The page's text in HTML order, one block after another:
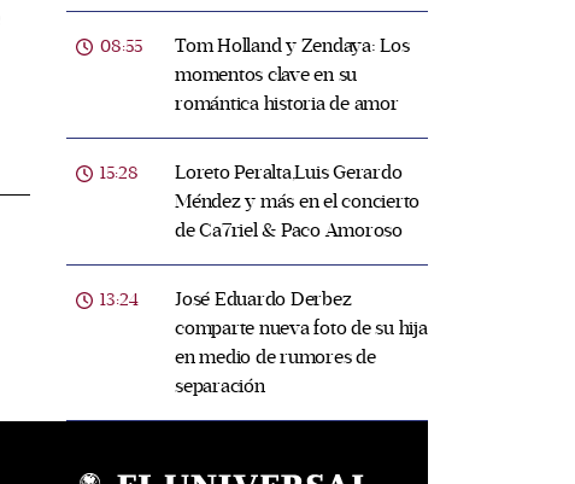
08:55
Tom Holland y Zendaya: Los
momentos clave en su
romántica historia de amor
15:28
Loreto Peralta,Luis Gerardo
Méndez y más en el concierto
de Ca7riel & Paco Amoroso
13:24
José Eduardo Derbez
comparte nueva foto de su hija
en medio de rumores de
separación